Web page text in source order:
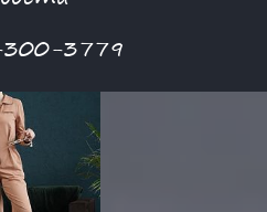
3779